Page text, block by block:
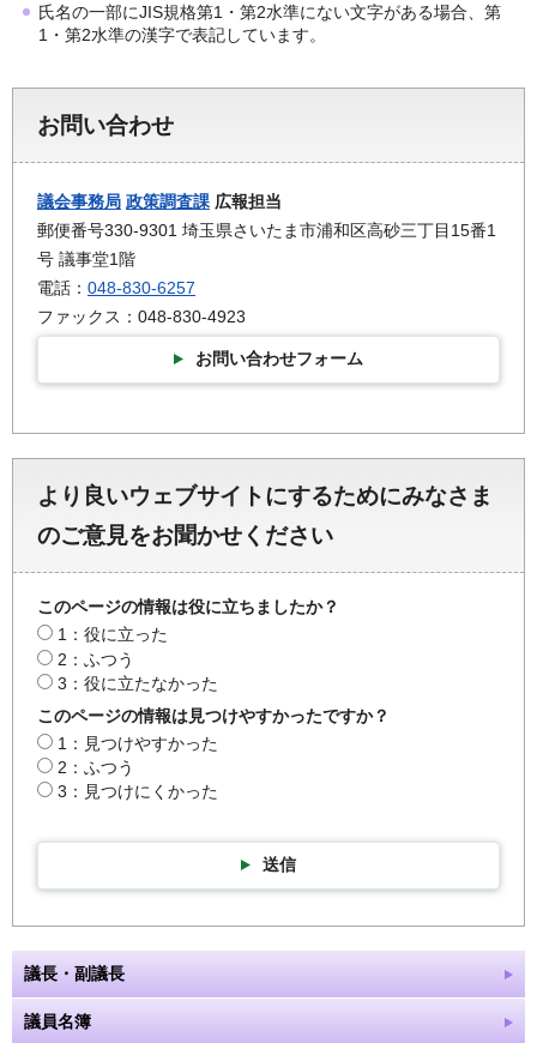
氏名の一部にJIS規格第1・第2水準にない文字がある場合、第
1・第2水準の漢字で表記しています。
お問い合わせ
議会事務局 政策調査課 広報担当
郵便番号330-9301 埼玉県さいたま市浦和区高砂三丁目15番1
号 議事堂1階
電話： 048-830-6257
ファックス：048-830-4923
お問い合わせフォーム
より良いウェブサイトにするためにみなさま
のご意見をお聞かせください
このページの情報は役に立ちましたか？
1：役に立った
2：ふつう
3：役に立たなかった
このページの情報は見つけやすかったですか？
1：見つけやすかった
2：ふつう
3：見つけにくかった
送信
議長・副議長
議員名簿